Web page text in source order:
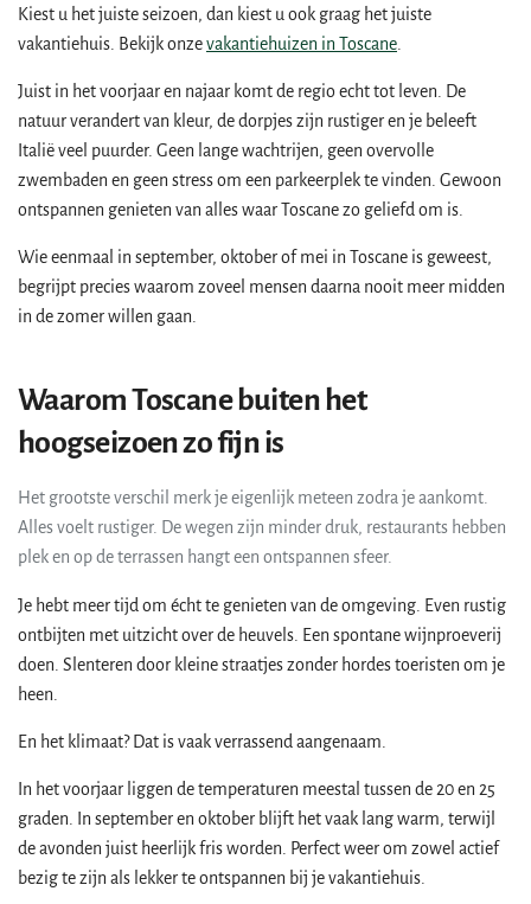
Kiest u het juiste seizoen, dan kiest u ook graag het juiste
vakantiehuis. Bekijk onzevakantiehuizen in Toscane
Juist in het voorjaar en najaar komt de regio echt tot leven. De
natuur verandert van kleur, de dorpjes zijn rustiger en je beleeft
Italië veel puurder. Geen lange wachtrijen, geen overvolle
zwembaden en geen stress om een parkeerplek te vinden. Gewoon
ontspannen genieten van alles waar Toscane zo geliefd om is.
Wie eenmaal in september, oktober of mei in Toscane is geweest,
begrijpt precies waarom zoveel mensen daarna nooit meer midden
in de zomer willen gaan.
Waarom Toscane buiten het
hoogseizoen zo fijn is
Het grootste verschil merk je eigenlijk meteen zodra je aankomt.
Alles voelt rustiger. De wegen zijn minder druk, restaurants hebben
plek en op de terrassen hangt een ontspannen sfeer.
Je hebt meer tijd om écht te genieten van de omgeving. Even rustig
ontbijten met uitzicht over de heuvels. Een spontane wijnproeverij
doen. Slenteren door kleine straatjes zonder hordes toeristen om je
heen.
En het klimaat? Dat is vaak verrassend aangenaam.
In het voorjaar liggen de temperaturen meestal tussen de 20 en 25
graden. In september en oktober blijft het vaak lang warm, terwijl
de avonden juist heerlijk fris worden. Perfect weer om zowel actief
bezig te zijn als lekker te ontspannen bij je vakantiehuis.